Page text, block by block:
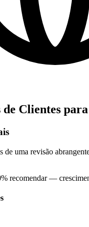
de Clientes
de uma revisão
recomendar —